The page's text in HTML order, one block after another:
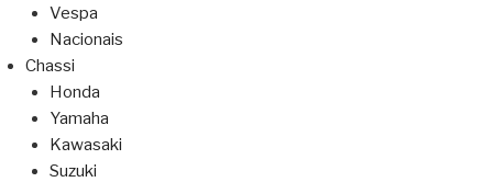
Vespa
Nacionais
Chassi
Honda
Yamaha
Kawasaki
Suzuki